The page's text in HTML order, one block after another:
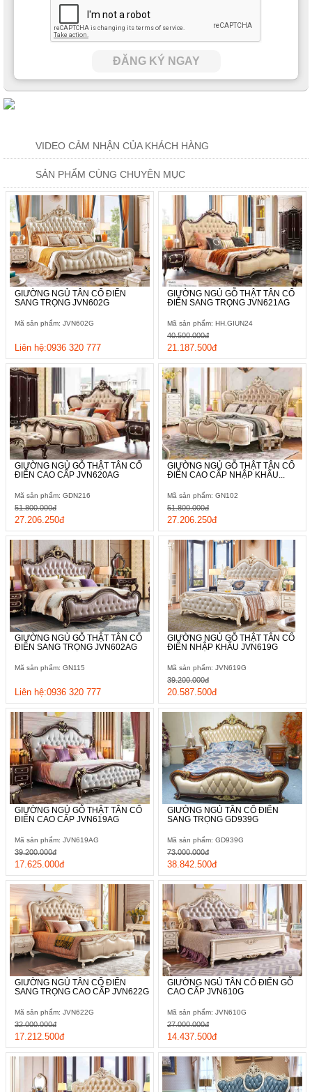
ĐĂNG KÝ NGAY
VIDEO CẢM NHẬN CỦA KHÁCH HÀNG
SẢN PHẨM CÙNG CHUYÊN MỤC
GIƯỜNG NGỦ TÂN CỔ ĐIỂN
SANG TRỌNG JVN602G
Mã sản phẩm: JVN602G
Liên hệ:0936 320 777
GIƯỜNG NGỦ GỖ THẬT TÂN CỔ
ĐIỂN SANG TRỌNG JVN621AG
Mã sản phẩm: HH.GIUN24
21.187.500đ
40.500.000đ
GIƯỜNG NGỦ GỖ THẬT TÂN CỔ
ĐIỂN CAO CẤP JVN620AG
Mã sản phẩm: GDN216
27.206.250đ
51.800.000đ
GIƯỜNG NGỦ GỖ THẬT TÂN CỔ
ĐIỂN CAO CẤP NHẬP KHẨU...
Mã sản phẩm: GN102
27.206.250đ
51.800.000đ
GIƯỜNG NGỦ GỖ THẬT TÂN CỔ
ĐIỂN SANG TRỌNG JVN602AG
Mã sản phẩm: GN115
Liên hệ:0936 320 777
GIƯỜNG NGỦ GỖ THẬT TÂN CỔ
ĐIỂN NHẬP KHẨU JVN619G
Mã sản phẩm: JVN619G
20.587.500đ
39.200.000đ
GIƯỜNG NGỦ GỖ THẬT TÂN CỔ
ĐIỂN CAO CẤP JVN619AG
Mã sản phẩm: JVN619AG
17.625.000đ
39.200.000đ
GIƯỜNG NGỦ TÂN CỔ ĐIỂN
SANG TRỌNG GD939G
Mã sản phẩm: GD939G
38.842.500đ
73.000.000đ
GIƯỜNG NGỦ TÂN CỔ ĐIỂN
SANG TRỌNG CAO CẤP JVN622G
Mã sản phẩm: JVN622G
17.212.500đ
32.000.000đ
GIƯỜNG NGỦ TÂN CỔ ĐIỂN GỖ
CAO CẤP JVN610G
Mã sản phẩm: JVN610G
14.437.500đ
27.000.000đ